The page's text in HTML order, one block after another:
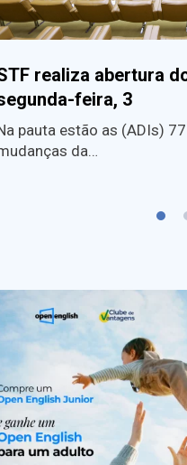
realiza abertura
feira, 3
pauta estão as (ADIs)
da…